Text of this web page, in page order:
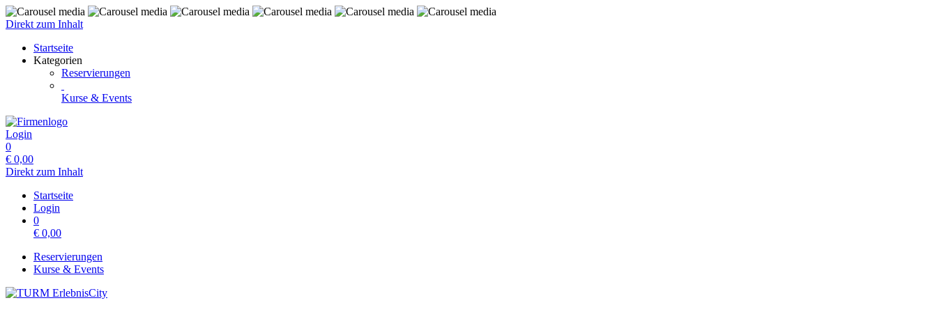
Direkt zum Inhalt
Startseite
Kategorien
Reservierungen
Kurse & Events
Login
0
€ 0,00
Direkt zum Inhalt
Startseite
Login
0
€ 0,00
Reservierungen
Kurse & Events